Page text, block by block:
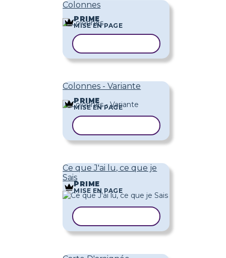
Colonnes
PRIME
MISE EN PAGE
Colonnes - Variante
PRIME
MISE EN PAGE
Ce que J'ai lu, ce que je
Sais
PRIME
MISE EN PAGE